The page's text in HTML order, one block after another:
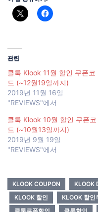
관련
클룩 Klook 11월 할인 쿠폰코
드 (~12월19일까지)
2019년 11월 16일
"REVIEWS"에서
클룩 Klook 10월 할인 쿠폰코
드 (~10월13일까지)
2019년 9월 19일
"REVIEWS"에서
KLOOK COUPON KLOOK
KLOOK 할인
KLOOK 할인